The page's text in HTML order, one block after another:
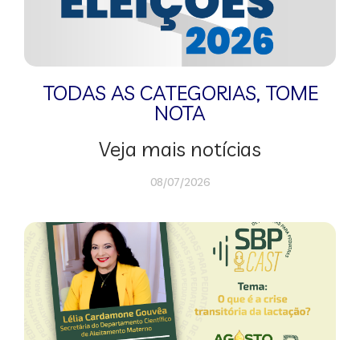
TODAS AS CATEGORIAS, TOME
NOTA
Veja mais notícias
08/07/2026